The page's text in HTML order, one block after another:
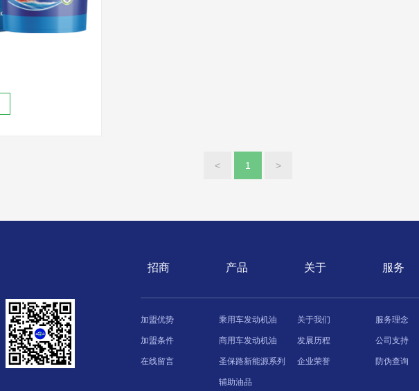
< 1 >
招商
加盟优势
加盟条件
在线留言
产品
乘用车发动机油
商用车发动机油
圣保路新能源系列
辅助油品
关于
关于我们
发展历程
企业荣誉
服务
服务理念
公司支持
防伪查询